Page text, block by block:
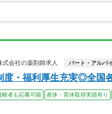
会社の薬剤師求人
パート・アルバ
度・福利厚生充実◎全
験者も応募可能 産休・育休取得実績有り